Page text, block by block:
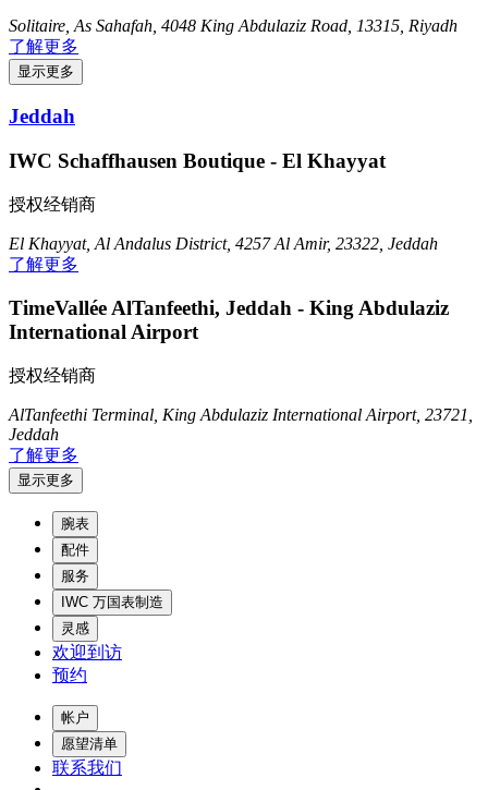
Solitaire, As Sahafah, 4048 King Abdulaziz Road, 13315, Riyadh
了解更多
显示更多
Jeddah
IWC Schaffhausen Boutique - El Khayyat
授权经销商
El Khayyat, Al Andalus District, 4257 Al Amir, 23322, Jeddah
了解更多
TimeVallée AlTanfeethi, Jeddah - King Abdulaziz
International Airport
授权经销商
AlTanfeethi Terminal, King Abdulaziz International Airport, 23721,
Jeddah
了解更多
显示更多
腕表
配件
服务
IWC 万国表制造
灵感
欢迎到访
预约
帐户
愿望清单
联系我们